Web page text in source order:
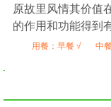
原故里风情其价值
的作用和功能得到
用餐： 早餐 √ 中